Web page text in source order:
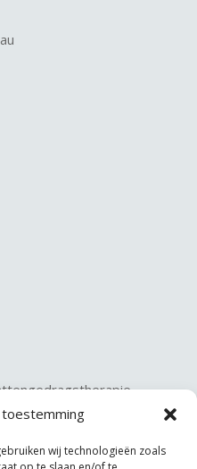
wij technologieën zoals